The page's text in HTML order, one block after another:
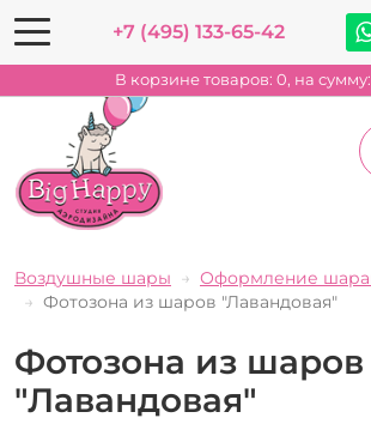
+7 (495) 133-65-42
В корзине товаров: 0, на сумму:
Воздушные шары Оформление
Фотозона из шаров "Лавандовая"
Фотозона из шаров
"Лавандовая"